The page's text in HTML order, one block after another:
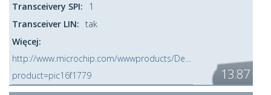
13.87
Transceivery SPI:
1
Transceiver LIN: tak
Więcej:
http://www.microchip.com/wwwproducts/Devices.aspx?
product=pic16f1779